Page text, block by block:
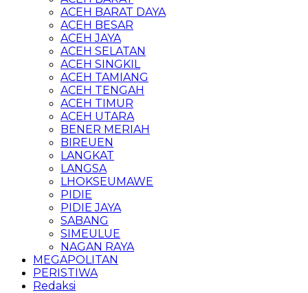
ACEH BARAT DAYA
ACEH BESAR
ACEH JAYA
ACEH SELATAN
ACEH SINGKIL
ACEH TAMIANG
ACEH TENGAH
ACEH TIMUR
ACEH UTARA
BENER MERIAH
BIREUEN
LANGKAT
LANGSA
LHOKSEUMAWE
PIDIE
PIDIE JAYA
SABANG
SIMEULUE
NAGAN RAYA
MEGAPOLITAN
PERISTIWA
Redaksi